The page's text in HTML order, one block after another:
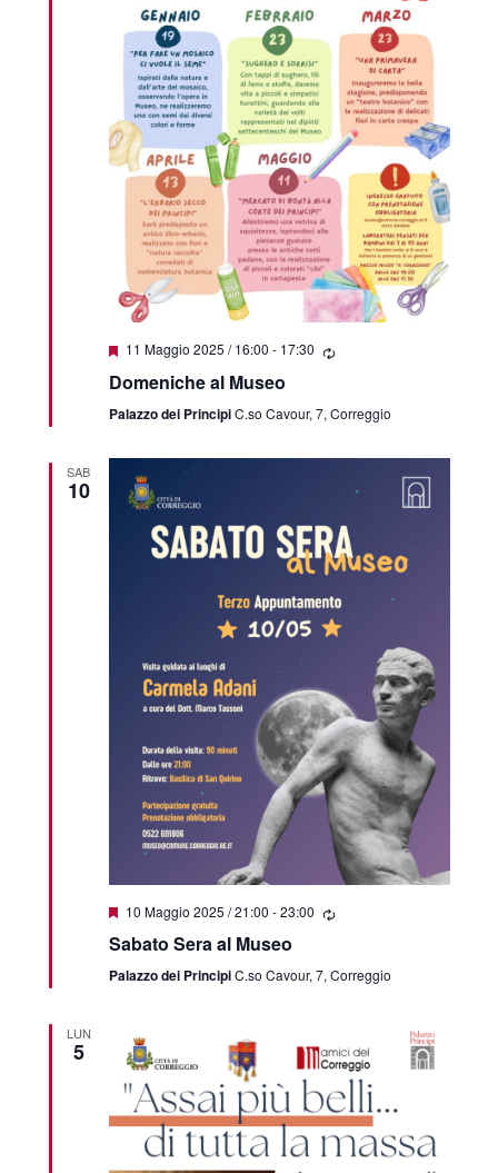
Segnalati
11 Maggio 2025 / 16:00 - 17:30
Domeniche al Museo
Palazzo dei PrincipiC.so Cavour, 7, Correggio
SAB
10
Segnalati
10 Maggio 2025 / 21:00 -23:00
Sabato Sera al Museo
Palazzo dei PrincipiC.so Cavour, 7, Correggio
LUN
5